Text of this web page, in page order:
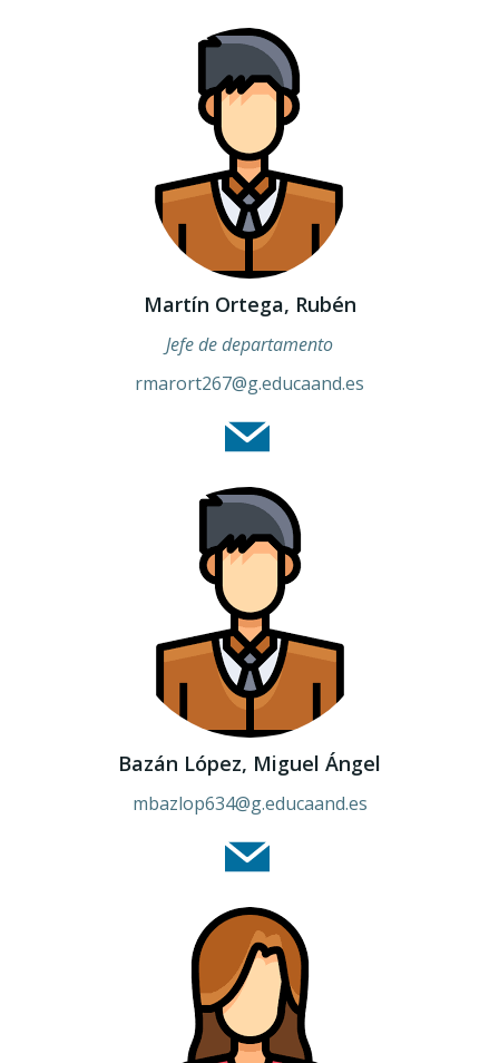
Martín Ortega, Rubén
Jefe de departamento
rmarort267@g.educaand.es
Bazán López, Miguel Ángel
mbazlop634@g.educaand.es